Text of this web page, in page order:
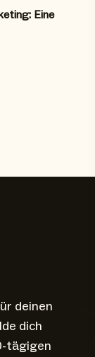
Eine
deinen
dich
tägigen